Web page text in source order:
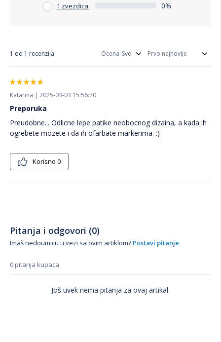
1 zvezdica 0%
1 od 1 recenzija Ocena
Katarina | 2025-03-03 15:56:20
Preporuka
Preudobne... Odlicne lepe patike neobocnog dizaina, a kada ih
ogrebete mozete i da ih ofarbate markerima. :)
Korisno 0
Pitanja i odgovori (0)
Imaš nedoumicu u vezi sa ovim artiklom? Postavi pitanje
0 pitanja kupaca
Još uvek nema pitanja za ovaj artikal.